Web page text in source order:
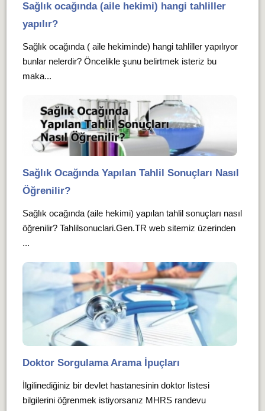
Sağlık ocağında (aile hekimi) hangi tahliller
yapılır?
Sağlık ocağında ( aile hekiminde) hangi tahliller yapılıyor
bunlar nelerdir? Öncelikle şunu belirtmek isteriz bu
maka...
Sağlık Ocağında Yapılan Tahlil Sonuçları Nasıl
Öğrenilir?
Sağlık ocağında (aile hekimi) yapılan tahlil sonuçları nasıl
öğrenilir? Tahlilsonuclari.Gen.TR web sitemiz üzerinden
...
Doktor Sorgulama Arama İpuçları
İlgilinediğiniz bir devlet hastanesinin doktor listesi
bilgilerini öğrenmek istiyorsanız MHRS randevu